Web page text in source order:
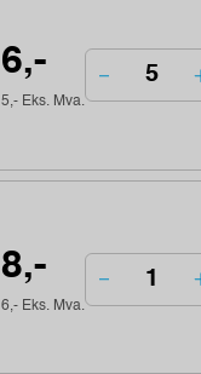
6,-
5,- Eks. Mva.
8,-
6,- Eks. Mva.